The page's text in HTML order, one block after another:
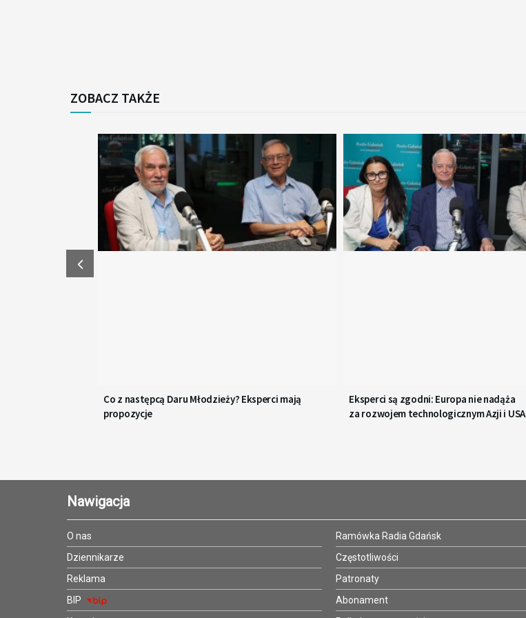
ZOBACZ TAKŻE
Co z następcą Daru Młodzieży? Eksperci mają
propozycje
Eksperci są zgodni: Europa nie nadąża
za rozwojem technologicznym Azji i USA
Nawigacja
O nas
Dziennikarze
Reklama
BIP
Ramówka Radia Gdańsk
Częstotliwości
Patronaty
Abonament